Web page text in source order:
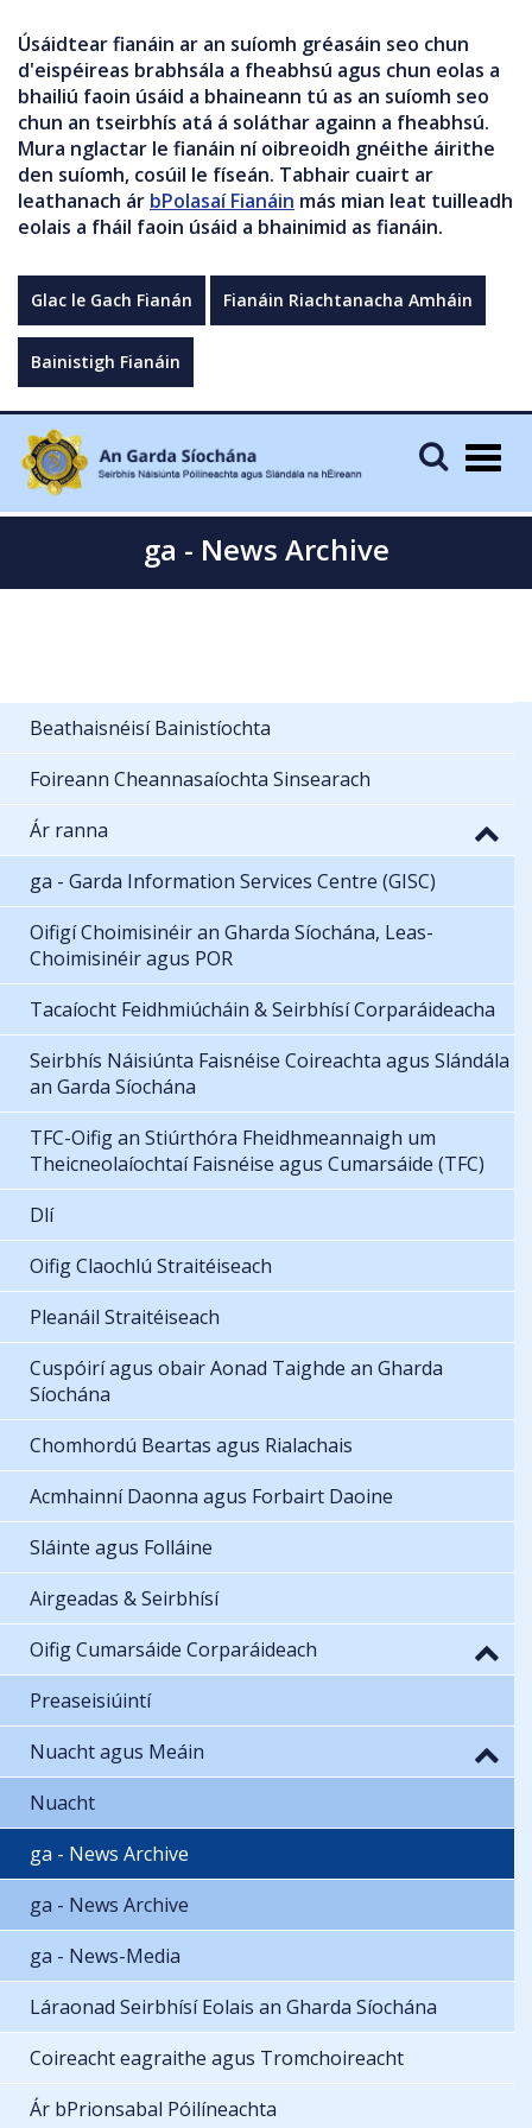
Úsáidtear fianáin ar an suíomh gréasáin seo chun
d'eispéireas brabhsála a fheabhsú agus chun eolas a
bhailiú faoin úsáid a bhaineann tú as an suíomh seo
chun an tseirbhís atá á soláthar againn a fheabhsú.
Mura nglactar le fianáin ní oibreoidh gnéithe áirithe
den suíomh, cosúil le físeán. Tabhair cuairt ar
leathanach ár bPolasaí Fianáin más mian leat tuilleadh
eolais a fháil faoin úsáid a bhainimid as fianáin.
Glac le Gach Fianán Fianáin Riachtanacha Amháin
Bainistigh Fianáin
ga - News Archive
Beathaisnéisí Bainistíochta
Foireann Cheannasaíochta Sinsearach
Ár ranna
ga - Garda Information Services Centre (GISC)
Oifigí Choimisinéir an Gharda Síochána, Leas-
Choimisinéir agus POR
Tacaíocht Feidhmiúcháin & Seirbhísí Corparáideacha
Seirbhís Náisiúnta Faisnéise Coireachta agus Slándála
an Garda Síochána
TFC-Oifig an Stiúrthóra Fheidhmeannaigh um
Theicneolaíochtaí Faisnéise agus Cumarsáide (TFC)
Dlí
Oifig Claochlú Straitéiseach
Pleanáil Straitéiseach
Cuspóirí agus obair Aonad Taighde an Gharda
Síochána
Chomhordú Beartas agus Rialachais
Acmhainní Daonna agus Forbairt Daoine
Sláinte agus Folláine
Airgeadas & Seirbhísí
Oifig Cumarsáide Corparáideach
Preaseisiúintí
Nuacht agus Meáin
Nuacht
ga - News Archive
ga - News Archive
ga - News-Media
Láraonad Seirbhísí Eolais an Gharda Síochána
Coireacht eagraithe agus Tromchoireacht
Ár bPrionsabal Póilíneachta